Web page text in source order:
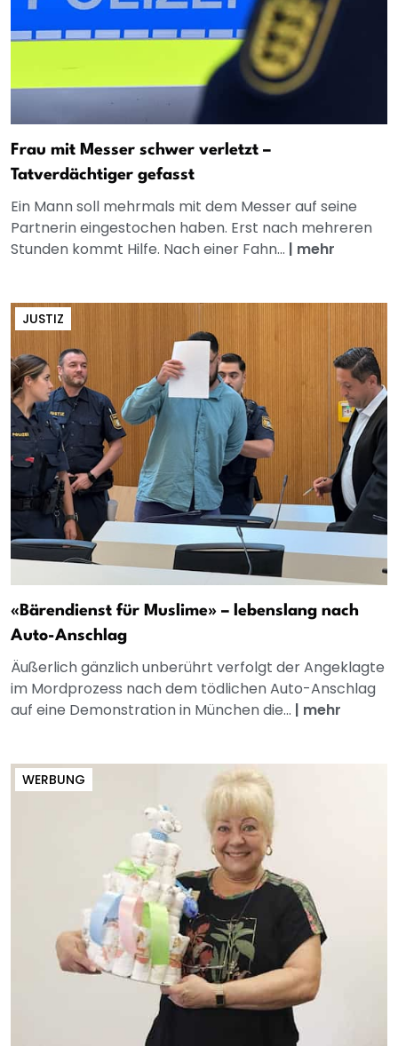
Frau mit Messer schwer verletzt –
Tatverdächtiger gefasst
Ein Mann soll mehrmals mit dem Messer auf seine
Partnerin eingestochen haben. Erst nach mehreren
Stunden kommt Hilfe. Nach einer Fahn... | mehr
JUSTIZ
«Bärendienst für Muslime» – lebenslang nach
Auto-Anschlag
Äußerlich gänzlich unberührt verfolgt der Angeklagte
im Mordprozess nach dem tödlichen Auto-Anschlag
auf eine Demonstration in München die... | mehr
WERBUNG